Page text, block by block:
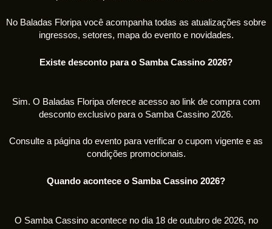
No Baladas Floripa você acompanha todas as atualizações sobre
ingressos, setores, mapa do evento e novidades.
Existe desconto para o Samba Cassino 2026?
Sim. O Baladas Floripa oferece acesso ao link de compra com
desconto exclusivo para o Samba Cassino 2026.
Consulte a página do evento para verificar o cupom vigente e as
condições promocionais.
Quando acontece o Samba Cassino 2026?
O Samba Cassino acontece no dia 18 de outubro de 2026, no